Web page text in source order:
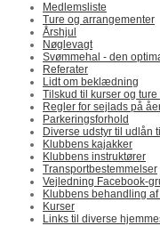
Medlemsliste
Ture og arrangementer
Årshjul
Nøglevagt
Svømmehal - den
Referater
Lidt om beklædning
Tilskud til kurser og ture
Regler for sejlads på
Parkeringsforhold
Diverse udstyr til udlån
Klubbens kajakker
Klubbens instruktører
Transportbestemmelser
Vejledning Facebook-
Klubbens behandling
Kurser
Links til diverse